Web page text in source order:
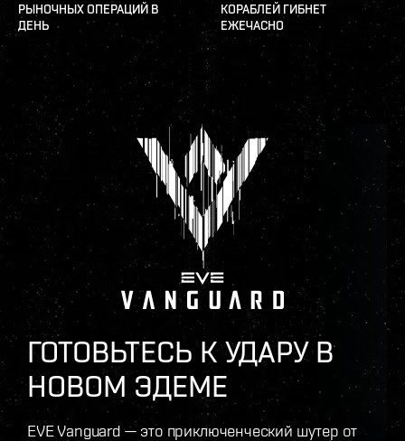
РЫНОЧНЫХ ОПЕРАЦИЙ В
ДЕНЬ
КОРАБЛЕЙ ГИБНЕТ
ЕЖЕЧАСНО
ГОТОВЬТЕСЬ К УДАРУ В
НОВОМ ЭДЕМЕ
EVE Vanguard — это приключенческий шутер от